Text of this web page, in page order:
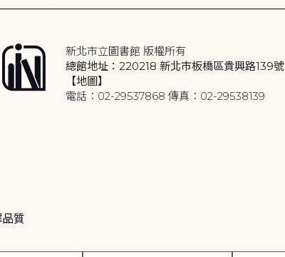
新北市立圖書館 版權所有
總館地址：220218 新北市板橋區貴興路139號
【地圖】
電話：02-29537868 傳真：02-29538139
質